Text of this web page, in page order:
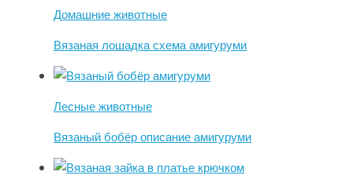
Домашние животные
Вязаная лошадка схема амигуруми
Лесные животные
Вязаный бобёр описание амигуруми